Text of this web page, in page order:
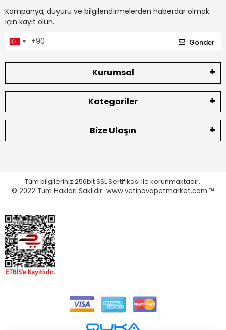
Kampanya, duyuru ve bilgilendirmelerden haberdar olmak
için kayıt olun.
Gönder
Kurumsal
Kategoriler
Bize Ulaşın
Tüm bilgileriniz 256bit SSL Sertifikası ile korunmaktadır.
© 2022 Tüm Hakları Saklıdır www.vetinovapetmarket.com ™